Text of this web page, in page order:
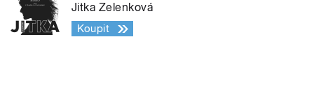
Jitka Zelenková
Koupit